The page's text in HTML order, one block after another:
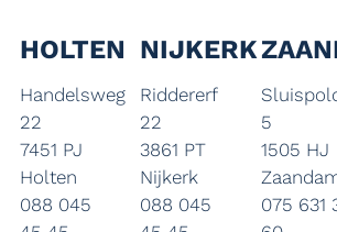
HOLTEN
Handelsweg
22
7451 PJ
Holten
088 045
NIJKERK
Riddererf
22
3861 PT
Nijkerk
088 045
5
1505 HJ
075 631